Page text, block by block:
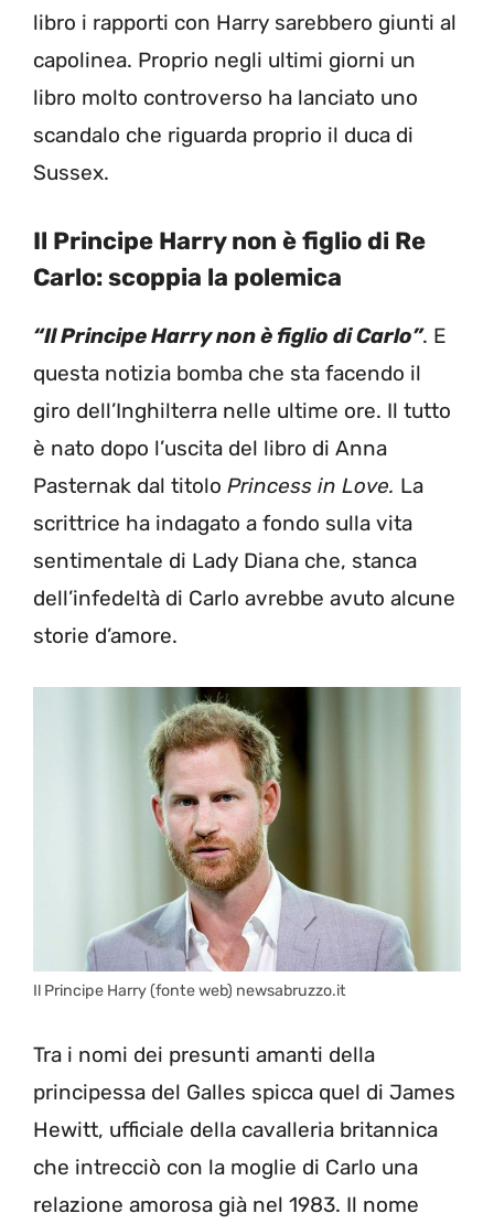
libro i rapporti con Harry sarebbero giunti al
capolinea. Proprio negli ultimi giorni un
libro molto controverso ha lanciato uno
scandalo che riguarda proprio il duca di
Sussex.
Il Principe Harry non è figlio di Re
Carlo: scoppia la polemica
“Il Principe Harry non è figlio di Carlo”. E
questa notizia bomba che sta facendo il
giro dell’Inghilterra nelle ultime ore. Il tutto
è nato dopo l’uscita del libro di Anna
Pasternak dal titolo Princess in Love. La
scrittrice ha indagato a fondo sulla vita
sentimentale di Lady Diana che, stanca
dell’infedeltà di Carlo avrebbe avuto alcune
storie d’amore.
Il Principe Harry (fonte web) newsabruzzo.it
Tra i nomi dei presunti amanti della
principessa del Galles spicca quel di James
Hewitt, ufficiale della cavalleria britannica
che intrecciò con la moglie di Carlo una
relazione amorosa già nel 1983. Il nome